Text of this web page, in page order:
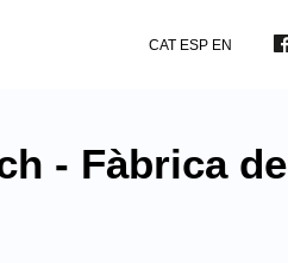
CAT ESP EN
- Fàbrica de